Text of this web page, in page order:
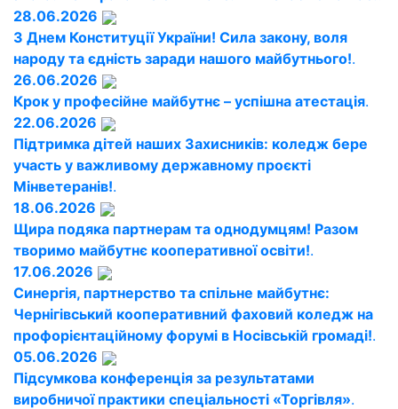
28.06.2026
З Днем Конституції України! Сила закону, воля
народу та єдність заради нашого майбутнього!.
26.06.2026
Крок у професійне майбутнє – успішна атестація.
22.06.2026
Підтримка дітей наших Захисників: коледж бере
участь у важливому державному проєкті
Мінветеранів!.
18.06.2026
Щира подяка партнерам та однодумцям! Разом
творимо майбутнє кооперативної освіти!.
17.06.2026
Синергія, партнерство та спільне майбутнє:
Чернігівський кооперативний фаховий коледж на
профорієнтаційному форумі в Носівській громаді!.
05.06.2026
Підсумкова конференція за результатами
виробничої практики спеціальності «Торгівля».